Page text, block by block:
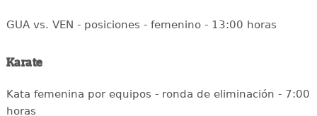
GUA vs. VEN - posiciones - femenino - 13:00 horas
Karate
Kata femenina por equipos - ronda de eliminación - 7:00
horas